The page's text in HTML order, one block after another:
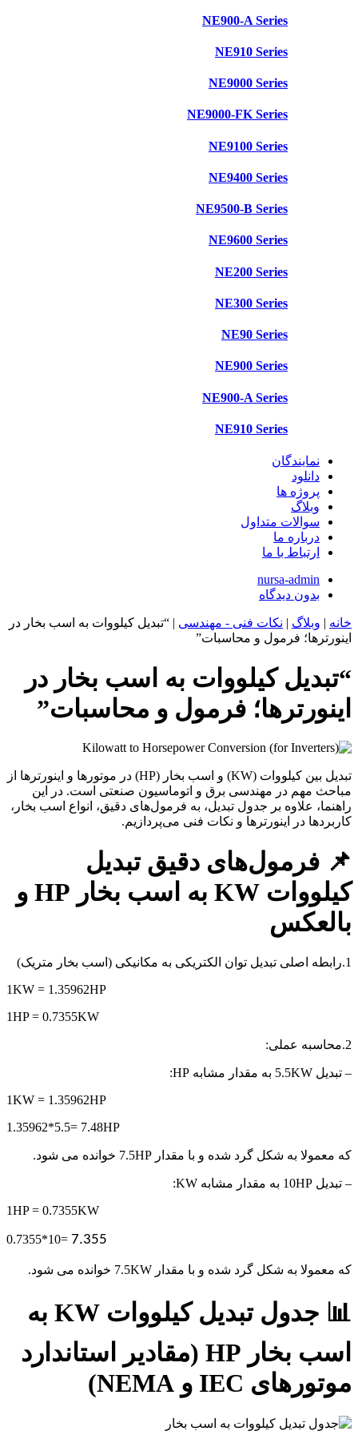
NE900-A Series
NE910 Series
NE9000 Series
NE9000-FK Series
NE9100 Series
NE9400 Series
NE9500-B Series
NE9600 Series
NE200 Series
NE300 Series
NE90 Series
NE900 Series
NE900-A Series
NE910 Series
نمایندگان
دانلود
پروژه ها
وبلاگ
سوالات متداول
درباره ما
ارتباط با ما
nursa-admin
بدون دیدگاه
خانه | وبلاگ | نکات فنی - مهندسی | “تبدیل کیلووات به اسب بخار در
اینورترها؛ فرمول و محاسبات”
“تبدیل کیلووات به اسب بخار در
اینورترها؛ فرمول و محاسبات”
تبدیل بین کیلووات (KW) و اسب بخار (HP) در موتورها و اینورترها از
مباحث مهم در مهندسی برق و اتوماسیون صنعتی است. در این
راهنما، علاوه بر جدول تبدیل، به فرمول‌های دقیق، انواع اسب بخار،
کاربردها در اینورترها و نکات فنی می‌پردازیم.
📌 فرمول‌های دقیق تبدیل
کیلووات KW به اسب بخار HP و
بالعکس
1.رابطه اصلی تبدیل توان الکتریکی به مکانیکی (اسب بخار متریک)
1KW = 1.35962HP
1HP = 0.7355KW
2.محاسبه عملی:
– تبدیل 5.5KW
به مقدار مشابه HP:
1KW = 1.35962HP
1.35962*5.5= 7.48HP
که معمولا به شکل گرد شده و با مقدار 7.5HP خوانده می شود.
– تبدیل 10HP به مقدار مشابه KW:
1HP = 0.7355KW
0.7355*10= 7.355
که معمولا به شکل گرد شده و با مقدار 7.5KW خوانده می شود.
📊 جدول تبدیل کیلووات KW به
اسب بخار HP (مقادیر استاندارد
موتورهای IEC و NEMA)